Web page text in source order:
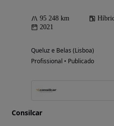
95 248 km
2021
Queluz e Belas (Lisboa)
Profissional • Publicado
Consilcar